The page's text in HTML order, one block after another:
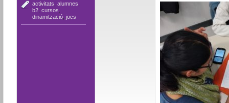
activitats alumnes
b2, cursos
dinamització, jocs